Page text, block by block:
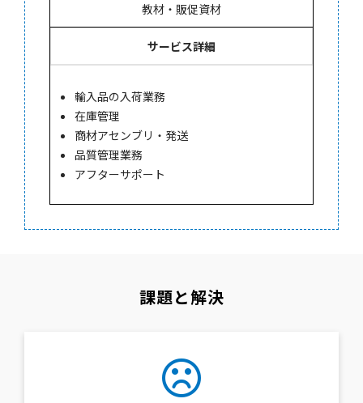
教材・販促資材
サービス詳細
輸入品の入荷業務
在庫管理
商材アセンブリ・発送
品質管理業務
アフターサポート
課題と解決